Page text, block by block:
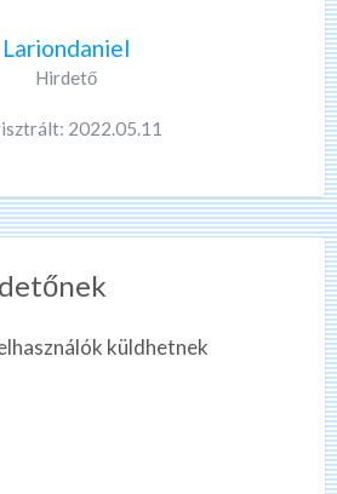
Lariondaniel
Hirdető
2022.05.11
küldhetnek